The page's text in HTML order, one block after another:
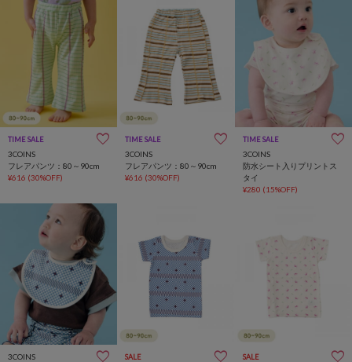
TIME SALE
3COINS
フレアパンツ：80～90cm
¥616 (30%OFF)
TIME SALE
3COINS
フレアパンツ：80～90cm
¥616 (30%OFF)
TIME SALE
3COINS
防水シート入りプリントス
タイ
¥280 (15%OFF)
3COINS
SALE SALE